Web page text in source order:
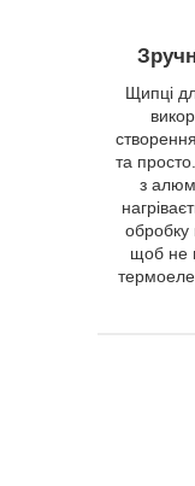
Щипці
та
з
обробку
щоб не